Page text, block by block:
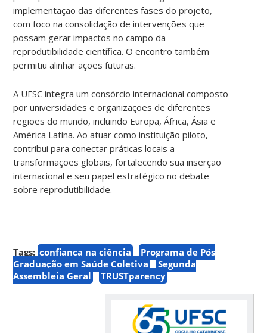
implementação das diferentes fases do projeto,
com foco na consolidação de intervenções que
possam gerar impactos no campo da
reprodutibilidade científica. O encontro também
permitiu alinhar ações futuras.
A UFSC integra um consórcio internacional composto
por universidades e organizações de diferentes
regiões do mundo, incluindo Europa, África, Ásia e
América Latina. Ao atuar como instituição piloto,
contribui para conectar práticas locais a
transformações globais, fortalecendo sua inserção
internacional e seu papel estratégico no debate
sobre reprodutibilidade.
Tags: confiança na ciência
Programa de Pós
Graduação em Saúde Coletiva
Segunda
Assembleia Geral
TRUSTparency